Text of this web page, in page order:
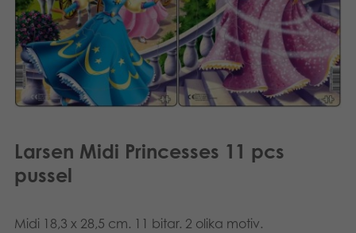
Böcker
Arkiverade produkter
Applikationer
Dansk
Polski
Larsen Midi Princesses 11 pcs
pussel
Midi 18,3 x 28,5 cm. 11 bitar. 2 olika motiv.